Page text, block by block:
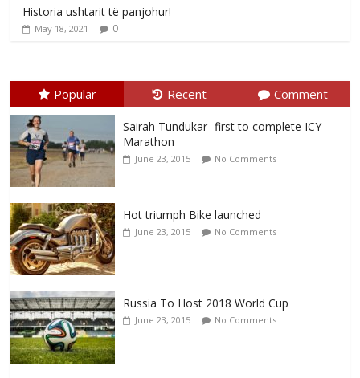
Historia ushtarit të panjohur!
May 18, 2021 0
Popular Recent Comment
Sairah Tundukar- first to complete ICY
Marathon
June 23, 2015 No Comments
Hot triumph Bike launched
June 23, 2015 No Comments
Russia To Host 2018 World Cup
June 23, 2015 No Comments